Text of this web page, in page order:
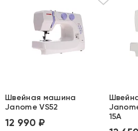
Швейная машина
Janome VS52
12 990 ₽
15A